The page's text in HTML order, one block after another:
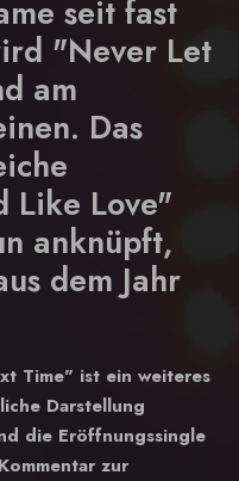
seit fast
"Never Let
am
Das
Like Love"
anknüpft,
dem Jahr
Time" ist ein weiteres
Darstellung
die Eröffnungssingle
zur